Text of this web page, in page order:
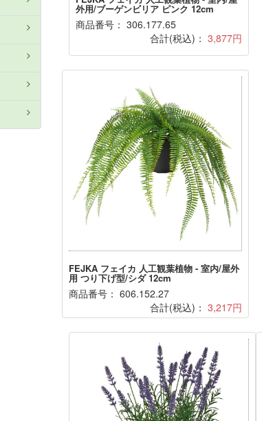
外用/ブーゲンビリア ピンク 12cm
商品番号： 306.177.65
合計(税込)： 3,877円
FEJKA フェイカ 人工観葉植物 - 室内/屋外
用 つり下げ型/シダ 12cm
商品番号： 606.152.27
合計(税込)： 3,217円